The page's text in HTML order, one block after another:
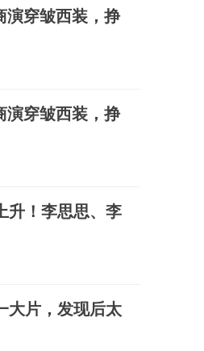
演穿皱西装，挣
演穿皱西装，挣
升！李思思、李
大片，发现后太